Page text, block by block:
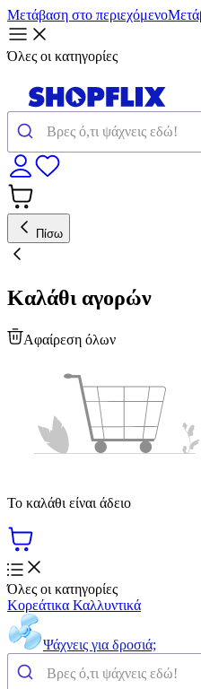
Μετάβαση στο περιεχόμενο
Όλες οι κατηγορίες
Πίσω
Καλάθι αγορών
Αφαίρεση όλων
Το καλάθι είναι άδειο
Όλες οι κατηγορίες
Κορεάτικα Καλλυντικά
Ψάχνεις για δροσιά;